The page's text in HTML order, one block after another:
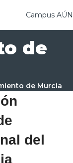
Campus
de
de Murcia
del